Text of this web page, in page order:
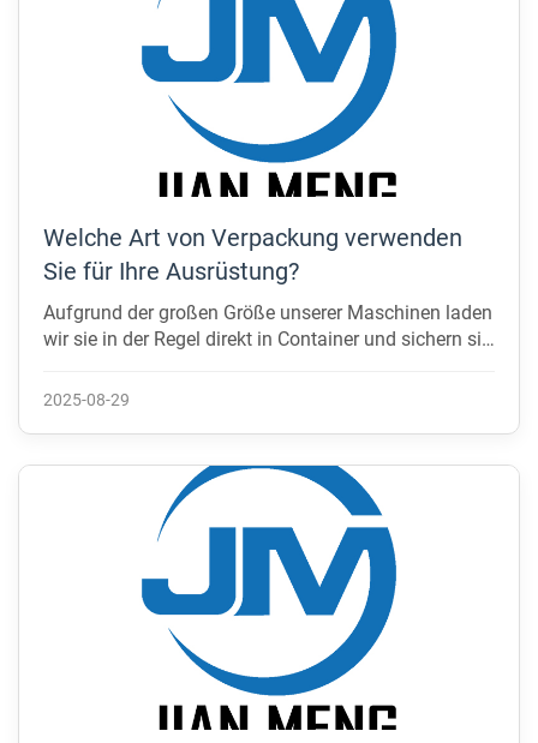
Welche Art von Verpackung verwenden
Sie für Ihre Ausrüstung?
Aufgrund der großen Größe unserer Maschinen laden
wir sie in der Regel direkt in Container und sichern sie
verhindern. Wir achten darauf, dass die Maschinen
anderen Gegenstände zusammen mit Ihren
Maschinen in den Behälter platziert werden. ...
2025-08-29